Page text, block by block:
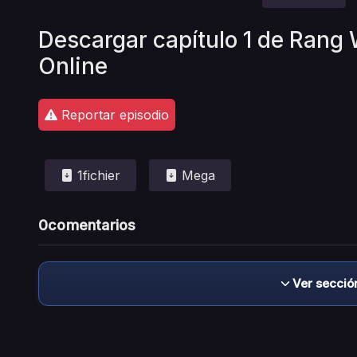
Descargar capítulo 1 de Rang
Online
Reportar episodio
1fichier Mega
0comentarios
Ver